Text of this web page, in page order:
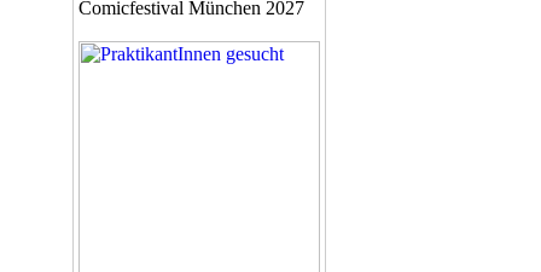
Comicfestival München 2027